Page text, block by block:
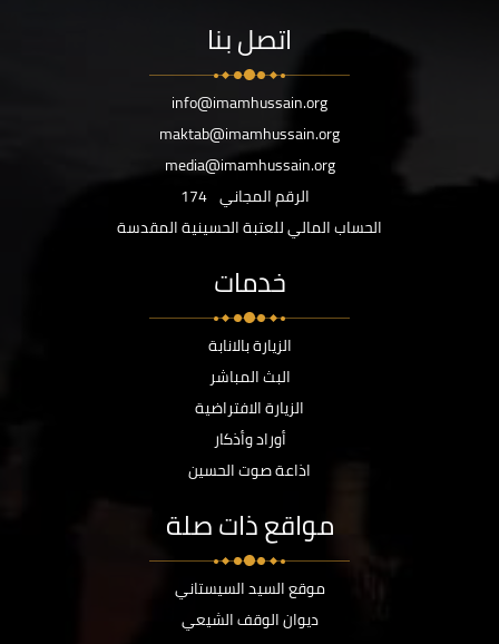
اتصل بنا
info@imamhussain.org
maktab@imamhussain.org
media@imamhussain.org
الرقم المجاني 174
الحساب المالي للعتبة الحسينية المقدسة
خدمات
الزيارة بالانابة
البث المباشر
الزيارة الافتراضية
أوراد وأذكار
اذاعة صوت الحسين
مواقع ذات صلة
موقع السيد السيستاني
ديوان الوقف الشيعي